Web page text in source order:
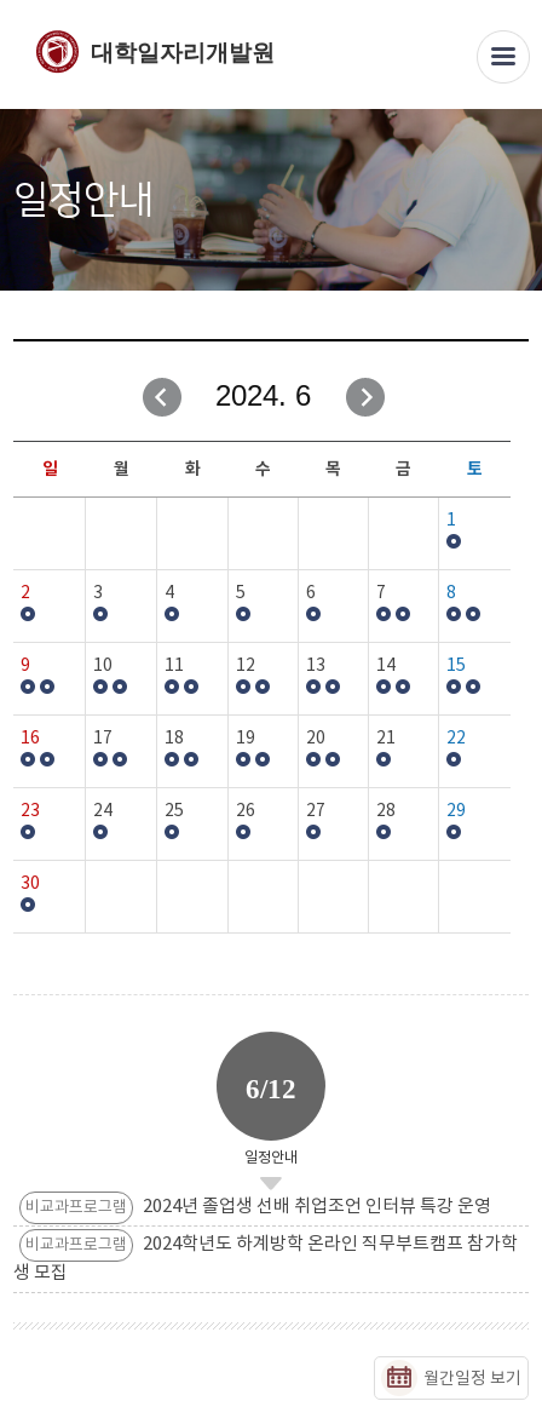
대학일자리개발원
일정안내
2024. 6
일 월 화 수 목 금 토
1
2 3 4 5 6 7 8
9 10 11 12 13 14 15
16 17 18 19 20 21 22
23 24 25 26 27 28 29
30
6/12
일정안내
비교과프로그램 2024년 졸업생 선배 취업조언 인터뷰 특강 운영
비교과프로그램
2024학년도 하계방학 온라인 직무부트캠프 참가학
생 모집
월간일정 보기